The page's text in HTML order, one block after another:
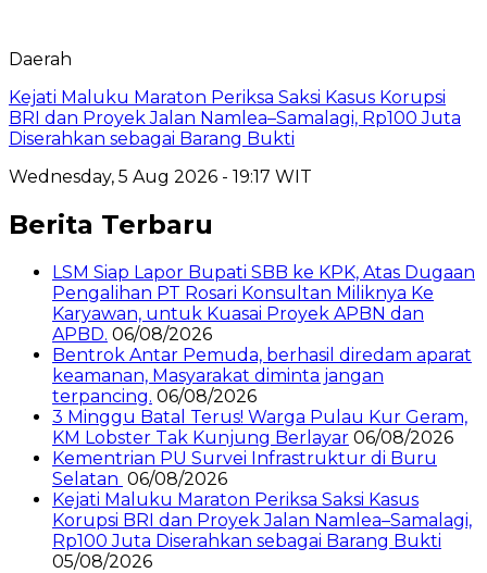
Daerah
Kejati Maluku Maraton Periksa Saksi Kasus Korupsi
BRI dan Proyek Jalan Namlea–Samalagi, Rp100 Juta
Diserahkan sebagai Barang Bukti
Wednesday, 5 Aug 2026 - 19:17 WIT
Berita Terbaru
LSM Siap Lapor Bupati SBB ke KPK, Atas Dugaan
Pengalihan PT Rosari Konsultan Miliknya Ke
Karyawan, untuk Kuasai Proyek APBN dan
APBD. 06/08/2026
Bentrok Antar Pemuda, berhasil diredam aparat
keamanan, Masyarakat diminta jangan
terpancing. 06/08/2026
3 Minggu Batal Terus! Warga Pulau Kur Geram,
KM Lobster Tak Kunjung Berlayar 06/08/2026
Kementrian PU Survei Infrastruktur di Buru
Selatan 06/08/2026
Kejati Maluku Maraton Periksa Saksi Kasus
Korupsi BRI dan Proyek Jalan Namlea–Samalagi,
Rp100 Juta Diserahkan sebagai Barang Bukti
05/08/2026